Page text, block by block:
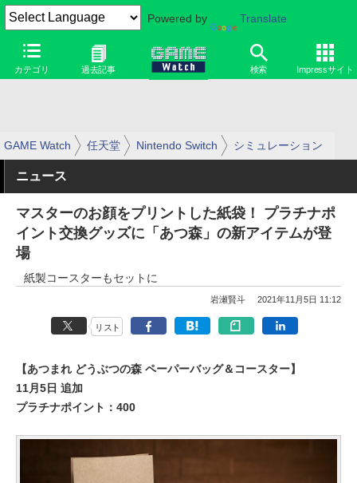
Powered by Translate
カテゴリ 過去記事 検索 Impressサイト
GAME Watch 任天堂 Nintendo Switch シミュレーション
ニュース
マスターのお顔をプリントした紙袋！ プラチナポ
イント交換グッズに「あつ森」の新アイテムが登
場
紙製コースターもセットに
岩瀬賢斗 2021年11月5日 11:12
リスト
【あつまれ どうぶつの森 ペーパーバッグ＆コースター】
11月5日 追加
プラチナポイント：400